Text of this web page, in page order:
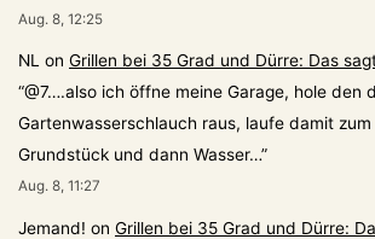
Aug. 8, 12:25
NL on Grillen bei 35 Grad und Dürre: Das
“@7….also ich öffne meine Garage, hole den
Gartenwasserschlauch raus, laufe damit
Grundstück und dann Wasser…”
Aug. 8, 11:27
Jemand! on Grillen bei 35 Grad und Dürre: